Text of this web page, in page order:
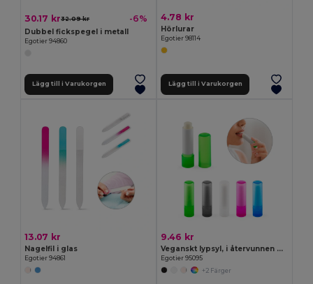
30.17 kr32.09 kr -6%
Dubbel fickspegel i metall
Egotier 94860
Lägg till i Varukorgen
4.78 kr
Hörlurar
Egotier 98114
Lägg till i Varukorgen
13.07 kr
Nagelfil i glas
Egotier 94861
9.46 kr
Veganskt lypsyl, i återvunnen ABS (100% rABS) och PP, med vaniljsmak
Egotier 95095
+2 Färger